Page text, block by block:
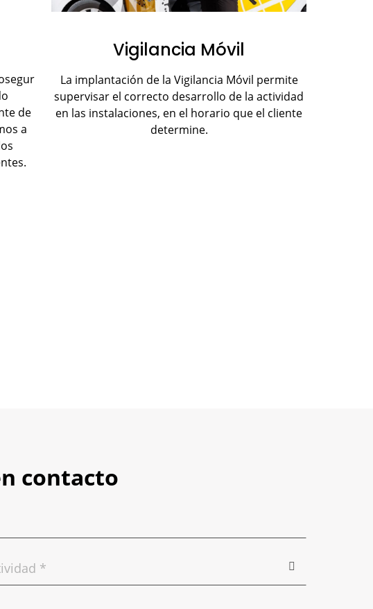
de
a
Vigilancia Móvil
La implantación de la Vigilancia Móvil permite
supervisar el correcto desarrollo de la actividad
en las instalaciones, en el horario que el cliente
determine.
contacto